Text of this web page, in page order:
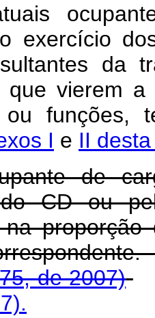
exercício
da
vierem
funções,
I e II
de
do CD ou
na
de 2007)